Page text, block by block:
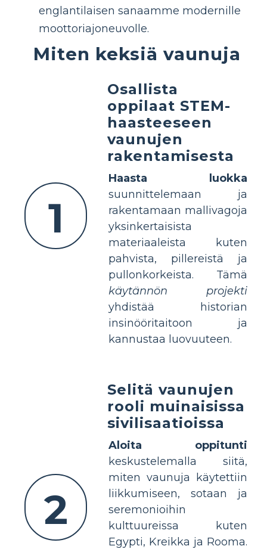
englantilaisen sanaamme modernille
moottoriajoneuvolle.
Miten keksiä vaunuja
1
Osallista
oppilaat STEM-
haasteeseen
vaunujen
rakentamisesta
Haasta luokka
suunnittelemaan ja
rakentamaan mallivagoja
yksinkertaisista
materiaaleista kuten
pahvista, pillereistä ja
pullonkorkeista. Tämä
käytännön projekti
yhdistää historian
insinööritaitoon ja
kannustaa luovuuteen.
2
Selitä vaunujen
rooli muinaisissa
sivilisaatioissa
Aloita oppitunti
keskustelemalla siitä,
miten vaunuja käytettiin
liikkumiseen, sotaan ja
seremonioihin
kulttuureissa kuten
Egypti, Kreikka ja Rooma.